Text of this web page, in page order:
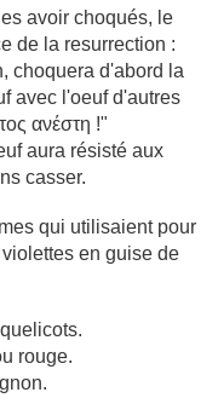
avoir choqués, le
de la resurrection :
choquera d'abord la
avec l'oeuf d'autres
ανέστη !"
aura résisté aux
casser.
qui utilisaient pour
en guise de
rouge.